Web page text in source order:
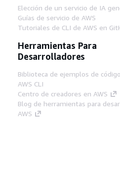
Elección de un servicio de IA
Guías de servicio de AWS
Tutoriales de CLI de AWS en
Herramientas Para
Desarrolladores
Biblioteca de ejemplos de
AWS CLI
Centro de creadores en AWS
Blog de herramientas para
AWS